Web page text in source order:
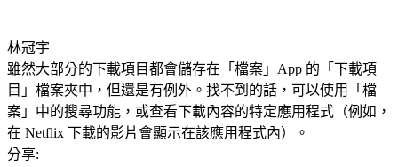
林冠宇
雖然大部分的下載項目都會儲存在「檔案」App 的「下載項
目」檔案夾中，但還是有例外。找不到的話，可以使用「檔
案」中的搜尋功能，或查看下載內容的特定應用程式（例如，
在 Netflix 下載的影片會顯示在該應用程式內）。
分享: